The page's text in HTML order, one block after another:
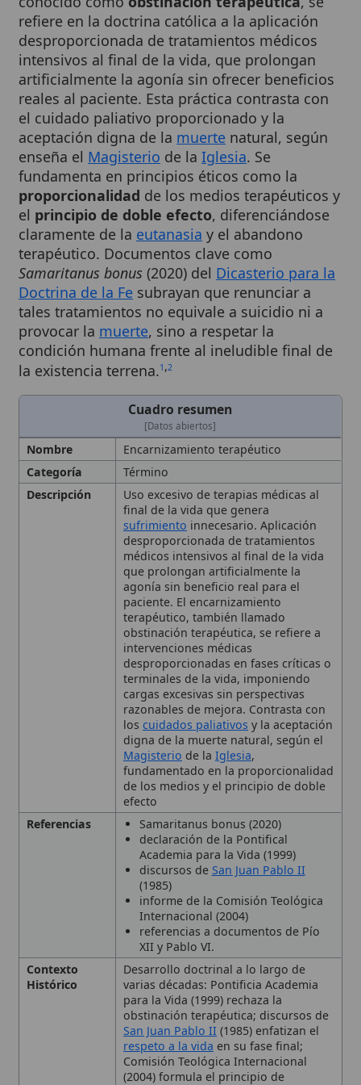
desproporcionada de tratamientos médicos
intensivos al final de la vida, que prolongan
artificialmente la agonía sin ofrecer beneficios
reales al paciente. Esta práctica contrasta con
el cuidado paliativo proporcionado y la
aceptación digna de lamuertenatural, según
enseña elMagisterio de laIglesia. Se
fundamenta en principios éticos como la
proporcionalidadde los medios terapéuticos y
elprincipio de doble efecto, diferenciándose
claramente de la eutanasiay el abandono
terapéutico. Documentos clave como
Samaritanus bonus(2020) delDicasterio para la
Doctrina de la Fesubrayan que renunciar a
tales tratamientos no equivale a suicidio ni a
provocar lamuerte, sino a respetar la
condición humana frente al ineludible final de
la existencia terrena. 1,2
Cuadro resumen
[Datos abiertos]
Nombre
Encarnizamiento terapéutico
Categoría
Término
Uso excesivo de terapias médicas al
final de la vida que genera
sufrimientoinnecesario. Aplicación
desproporcionada de tratamientos
médicos intensivos al final de la vida
que prolongan artificialmente la
agonía sin beneficio real para el
paciente. El encarnizamiento
terapéutico, también llamado
obstinación terapéutica, se refiere a
intervenciones médicas
desproporcionadas en fases críticas o
terminales de la vida, imponiendo
cargas excesivas sin perspectivas
razonables de mejora. Contrasta con
loscuidados paliativosy la aceptación
digna de la muerte natural, según el
Magisteriode laIglesia,
fundamentado en la proporcionalidad
de los medios y el principio de doble
efecto
Samaritanus bonus (2020)
declaración de la Pontifical
Academia para la Vida (1999)
discursos deSan Juan Pablo II
(1985)
informe de la Comisión Teológica
Internacional (2004)
referencias a documentos de Pío
XII y Pablo VI.
Desarrollo doctrinal a lo largo de
varias décadas: Pontificia Academia
para la Vida (1999) rechaza la
obstinación terapéutica; discursos de
San Juan Pablo II(1985) enfatizan el
respeto a la vidaen su fase final;
Comisión Teológica Internacional
(2004) formula el principio de
proporcionalidad; documento
Samaritanus bonus delDicasterio
para la Doctrina de la Fe(2020)
resume la enseñanza actual.
Principio de proporcionalidad;
principio de doble efecto; distinción
entreeutanasia, abandono
terapéutico y encarnizamiento;
respetoa ladignidad humanay al